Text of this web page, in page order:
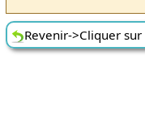
Revenir->Cliquer